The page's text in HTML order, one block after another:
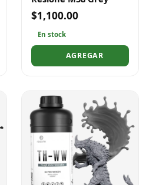
$1,100.00
En stock
AGREGAR